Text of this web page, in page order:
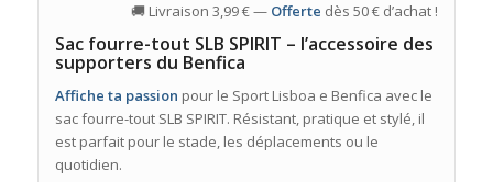
🚚 Livraison 3,99 € — Offerte dès 50 € d’achat !
Sac fourre-tout SLB SPIRIT – l’accessoire des
supporters du Benfica
Affiche ta passion pour le Sport Lisboa e Benfica avec le
sac fourre-tout SLB SPIRIT. Résistant, pratique et stylé, il
est parfait pour le stade, les déplacements ou le
quotidien.